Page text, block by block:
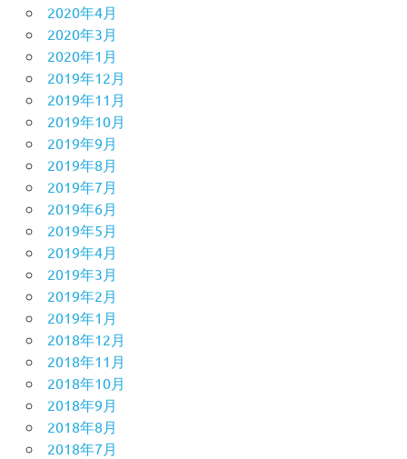
2020年4月
2020年3月
2020年1月
2019年12月
2019年11月
2019年10月
2019年9月
2019年8月
2019年7月
2019年6月
2019年5月
2019年4月
2019年3月
2019年2月
2019年1月
2018年12月
2018年11月
2018年10月
2018年9月
2018年8月
2018年7月